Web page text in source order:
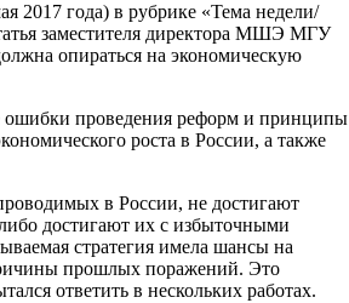
2017 года) в рубрике «Тема недели/
заместителя директора МШЭ МГУ
опираться на экономическую
проведения реформ и принципы
роста в России, а также
в России, не достигают
достигают их с избыточными
стратегия имела шансы на
прошлых поражений. Это
ответить в нескольких работах.